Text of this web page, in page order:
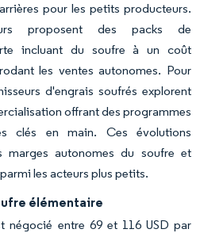
pour les petits producteurs.
proposent des packs de
incluant du soufre à un coût
les ventes autonomes. Pour
d'engrais soufrés explorent
offrant des programmes
clés en main. Ces évolutions
marges autonomes du soufre et
les acteurs plus petits.
élémentaire
négocié entre 69 et 116 USD par